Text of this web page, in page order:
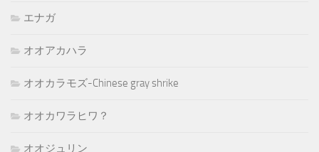
エナガ
オオアカハラ
オオカラモズ-Chinese gray shrike
オオカワラヒワ？
オオジュリン